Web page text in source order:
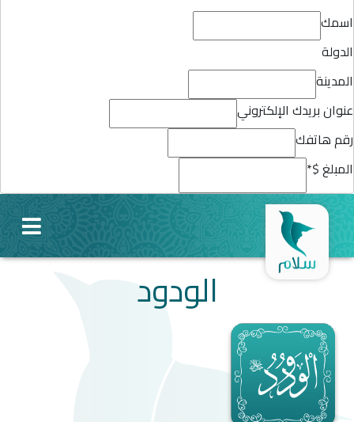
اسمك
الدولة
المدينة
عنوان بريدك الإلكتروني
رقم هاتفك
المبلغ $*
الودود